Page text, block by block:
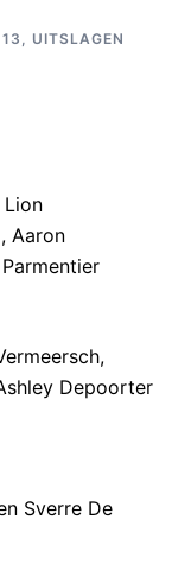
, UITSLAGEN
Lion
Aaron
Depoorter
Sverre De